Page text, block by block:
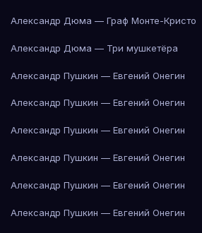
Александр Дюма — Граф Монте-Кристо
Александр Дюма — Три мушкетёра
Александр Пушкин — Евгений Онегин
Александр Пушкин — Евгений Онегин
Александр Пушкин — Евгений Онегин
Александр Пушкин — Евгений Онегин
Александр Пушкин — Евгений Онегин
Александр Пушкин — Евгений Онегин